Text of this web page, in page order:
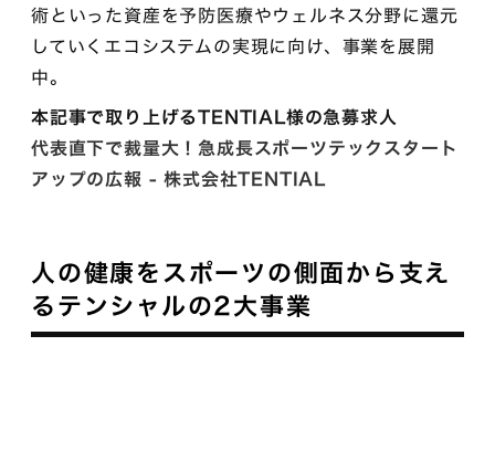
術といった資産を予防医療やウェルネス分野に還元
していくエコシステムの実現に向け、事業を展開
中。
本記事で取り上げるTENTIAL様の急募求人
代表直下で裁量大！急成長スポーツテックスタート
アップの広報 - 株式会社TENTIAL
人の健康をスポーツの側面から支え
るテンシャルの2大事業